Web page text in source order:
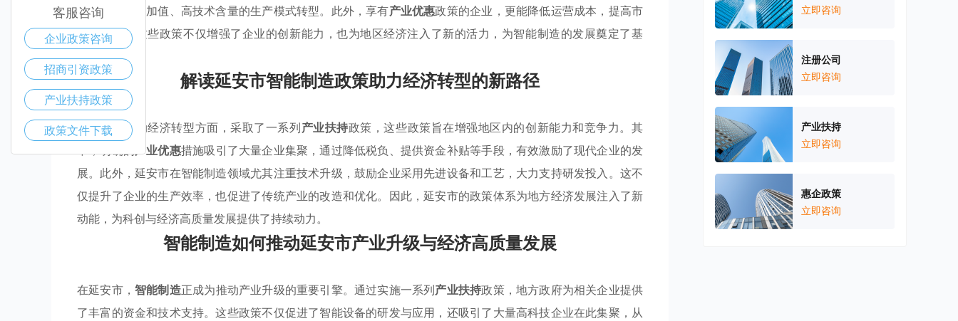
企业朝向高附加值、高技术含量的生产模式转型。此外，享有产业优惠政策的企业，更能降低运营成本，提高市
场竞争力。这些政策不仅增强了企业的创新能力，也为地区经济注入了新的活力，为智能制造的发展奠定了基
础。
解读延安市智能制造政策助力经济转型的新路径
延安市在推动经济转型方面，采取了一系列产业扶持政策，这些政策旨在增强地区内的创新能力和竞争力。其
中，明确的产业优惠措施吸引了大量企业集聚，通过降低税负、提供资金补贴等手段，有效激励了现代企业的发
展。此外，延安市在智能制造领域尤其注重技术升级，鼓励企业采用先进设备和工艺，大力支持研发投入。这不
仅提升了企业的生产效率，也促进了传统产业的改造和优化。因此，延安市的政策体系为地方经济发展注入了新
动能，为科创与经济高质量发展提供了持续动力。
智能制造如何推动延安市产业升级与经济高质量发展
在延安市，智能制造正成为推动产业升级的重要引擎。通过实施一系列产业扶持政策，地方政府为相关企业提供
了丰富的资金和技术支持。这些政策不仅促进了智能设备的研发与应用，还吸引了大量高科技企业在此集聚，从
立即咨询
注册公司
立即咨询
产业扶持
立即咨询
惠企政策
立即咨询
客服咨询
企业政策咨询
招商引资政策
产业扶持政策
政策文件下载